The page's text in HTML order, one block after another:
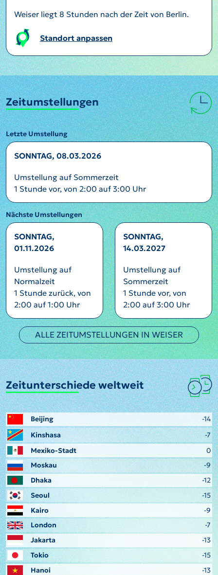
Weiser liegt 8 Stunden nach der Zeit von Berlin.
Standort anpassen
Zeitumstellungen
Letzte Umstellung
SONNTAG, 08.03.2026
Umstellung auf Sommerzeit
1 Stunde vor, von 2:00 auf 3:00 Uhr
Nächste Umstellungen
SONNTAG,
01.11.2026
Umstellung auf
Normalzeit
1 Stunde zurück, von
2:00 auf 1:00 Uhr
SONNTAG,
14.03.2027
Umstellung auf
Sommerzeit
1 Stunde vor, von
2:00 auf 3:00 Uhr
ALLE ZEITUMSTELLUNGEN IN WEISER
Zeitunterschiede weltweit
Beijing
-14
Kinshasa
-7
Mexiko-Stadt
0
Moskau
-9
Dhaka
-12
Seoul
-15
Kairo
-9
London
-7
Jakarta
-13
Tokio
-15
Hanoi
-13